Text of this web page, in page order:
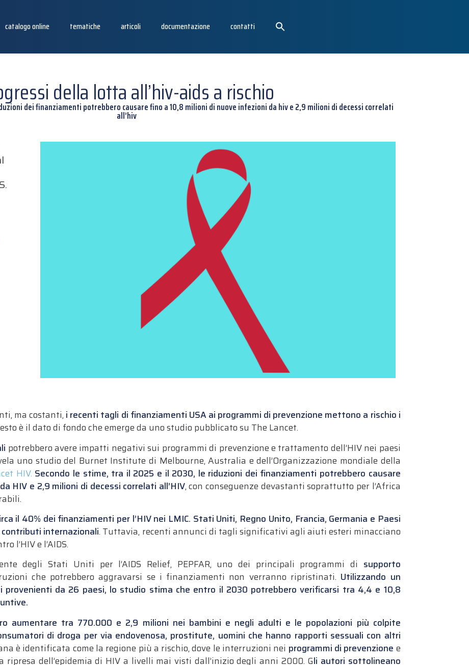
catalogo online tematiche articoli documentazione contatti
della lotta all’hiv-aids a rischio
dei finanziamenti potrebbero causare fino a 10,8 milioni di nuove infezioni da hiv e 2,9 milioni di decessi correlati
all’hiv
ma costanti, i recenti tagli di finanziamenti USA ai programmi di prevenzione mettono a rischio i
è il dato di fondo che emerge da uno studio pubblicato su The Lancet.
potrebbero avere impatti negativi sui programmi di prevenzione e trattamento dell’HIVnei paesi
uno studio del Burnet Institute di Melbourne, Australia e dell’Organizzazione mondiale della
HIV. Secondo le stime, tra il 2025 e il 2030, le riduzioni dei finanziamenti potrebbero causare
HIV e 2,9 milioni di decessi correlati all’HIV, con conseguenze devastanti soprattutto per l’Africa
il 40% dei finanziamenti per l’HIV nei LMIC. Stati Uniti, Regno Unito, Francia, Germania e Paesi
internazionali. Tuttavia, recenti annunci di tagli significativi agli aiuti esteri minacciano
l’HIVe l’AIDS.
degli Stati Uniti per l’AIDS Relief, PEPFAR, uno dei principali programmi di supporto
che potrebbero aggravarsi se i finanziamenti non verranno ripristinati. Utilizzando un
da 26 paesi, lo studio stima che entro il 2030 potrebbero verificarsi tra 4,4 e 10,8
aumentare tra 770.000 e 2,9 milioni nei bambini e negli adulti e le popolazioni più colpite
di droga per via endovenosa, prostitute, uomini che hanno rapporti sessuali con altri
è identificata come la regione più a rischio, dove le interruzioni nei programmi di prevenzione e
dell’epidemia di HIV a livelli mai visti dall’inizio degli anni 2000. Gli autori sottolineano